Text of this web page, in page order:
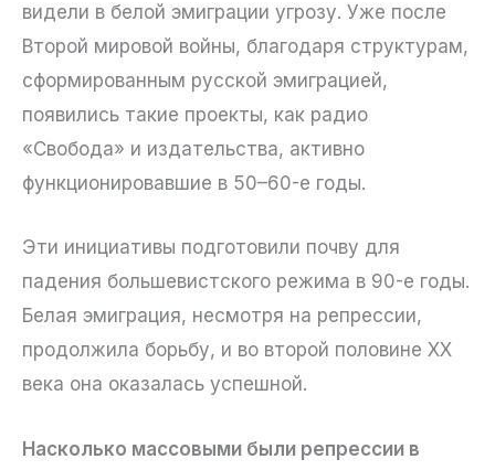
видели в белой эмиграции угрозу. Уже после
Второй мировой войны, благодаря структурам,
сформированным русской эмиграцией,
появились такие проекты, как радио
«Свобода» и издательства, активно
функционировавшие в 50–60-е годы.
Эти инициативы подготовили почву для
падения большевистского режима в 90-е годы.
Белая эмиграция, несмотря на репрессии,
продолжила борьбу, и во второй половине XX
века она оказалась успешной.
Насколько массовыми были репрессии в